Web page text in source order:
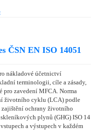
ČSN EN ISO 14051
nákladové účetnictví
terminologii, cíle a zásady,
zavedení MFCA. Norma
životního cyklu (LCA) podle
zajištění ochrany životního
plynů (GHG) ISO 14
a výstupech v každém